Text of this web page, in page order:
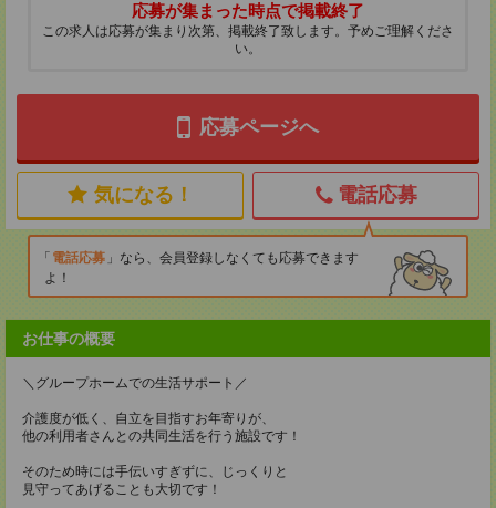
応募が集まった時点で掲載終了
この求人は応募が集まり次第、掲載終了致します。予めご理解くださ
い。
応募ページへ
気になる！ 電話応募
電話応募
なら、会員登録しなくても応募できます
よ！
お仕事の概要
＼グループホームでの生活サポート／
介護度が低く、自立を目指すお年寄りが、
他の利用者さんとの共同生活を行う施設です！
そのため時には手伝いすぎずに、じっくりと
見守ってあげることも大切です！